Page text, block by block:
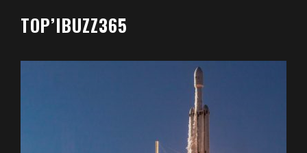
TOP’IBUZZ365